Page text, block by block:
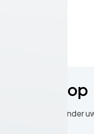
offerte op
Laat hieronder